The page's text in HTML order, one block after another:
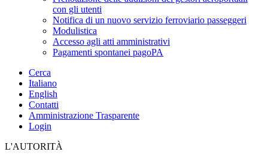
con gli utenti
Notifica di un nuovo servizio ferroviario passeggeri
Modulistica
Accesso agli atti amministrativi
Pagamenti spontanei pagoPA
Cerca
Italiano
English
Contatti
Amministrazione Trasparente
Login
L'AUTORITÀ